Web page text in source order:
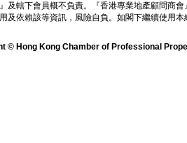
及轄下會員概不負責。『香港專業地產顧問商
及依賴該等資訊，風險自負。如閣下繼續使用
© Hong Kong Chamber of Professional